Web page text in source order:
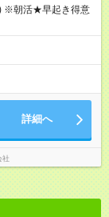
※朝活★早起き得意
詳細へ
社